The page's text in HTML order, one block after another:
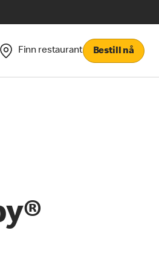
Finn restaurant Bestill nå